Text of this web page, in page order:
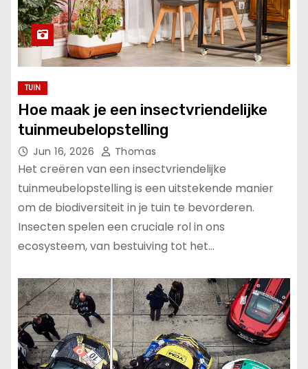
TUIN
Hoe maak je een insectvriendelijke
tuinmeubelopstelling
Jun 16, 2026 Thomas
Het creëren van een insectvriendelijke
tuinmeubelopstelling is een uitstekende manier
om de biodiversiteit in je tuin te bevorderen.
Insecten spelen een cruciale rol in ons
ecosysteem, van bestuiving tot het…